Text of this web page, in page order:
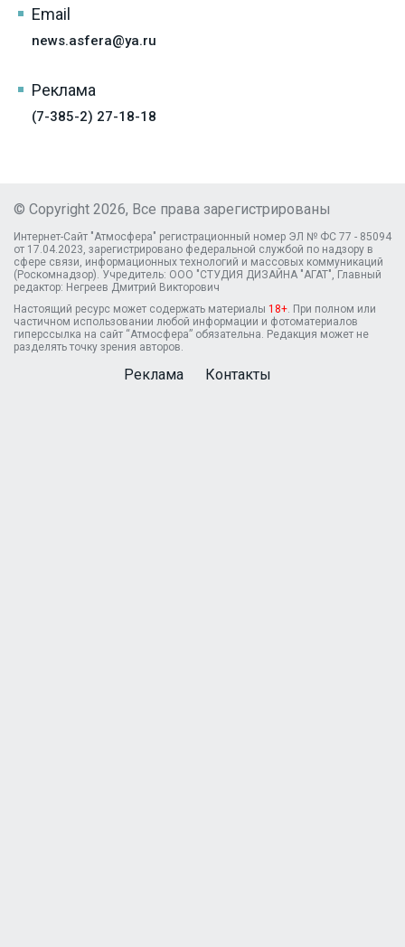
Email
news.asfera@ya.ru
Реклама
(7-385-2) 27-18-18
© Copyright 2026, Все права зарегистрированы
Интернет-Сайт "Атмосфера" регистрационный номер ЭЛ № ФС 77 - 85094
от 17.04.2023, зарегистрировано федеральной службой по надзору в
сфере связи, информационных технологий и массовых коммуникаций
(Роскомнадзор). Учредитель: ООО "СТУДИЯ ДИЗАЙНА "АГАТ", Главный
редактор: Негреев Дмитрий Викторович
Настоящий ресурс может содержать материалы 18+ . При полном или
частичном использовании любой информации и фотоматериалов
гиперссылка на сайт “Атмосфера” обязательна. Редакция может не
разделять точку зрения авторов.
Реклама Контакты